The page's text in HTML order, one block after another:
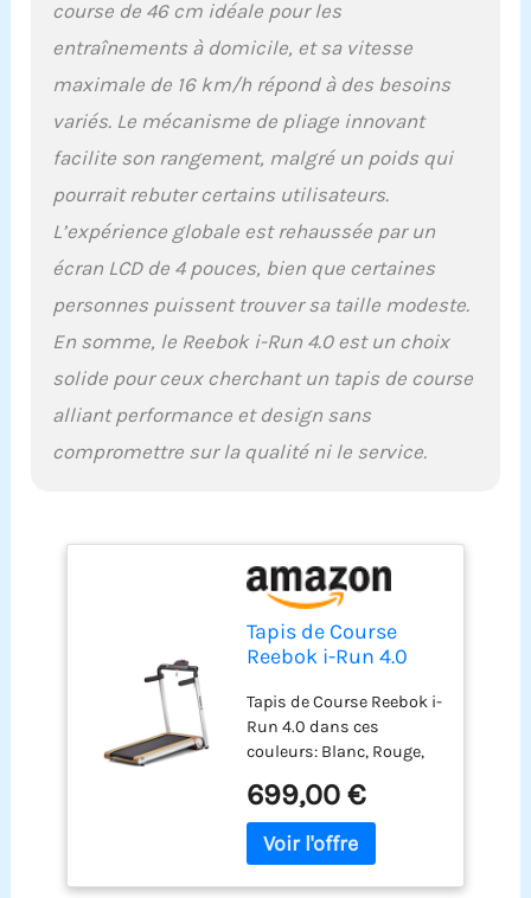
course de 46 cm idéale pour les
entraînements à domicile, et sa vitesse
maximale de 16 km/h répond à des besoins
variés. Le mécanisme de pliage innovant
facilite son rangement, malgré un poids qui
pourrait rebuter certains utilisateurs.
L’expérience globale est rehaussée par un
écran LCD de 4 pouces, bien que certaines
personnes puissent trouver sa taille modeste.
En somme, le Reebok i-Run 4.0 est un choix
solide pour ceux cherchant un tapis de course
alliant performance et design sans
compromettre sur la qualité ni le service.
Tapis de Course
Reebok i-Run 4.0
HP - Vitesse Max: 16
km/h - Largeur du
Tapis: 46cm
(Argent)
Tapis de Course Reebok i-
Run 4.0 dans ces
couleurs: Blanc, Rouge,
12 programmes
préétablis Vitesse max: 16
km/h Largeur du tapis:
699,00 €